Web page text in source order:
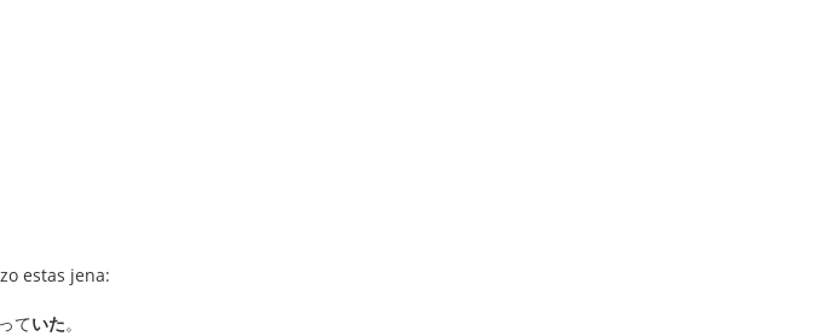
estas jena:
ていた。